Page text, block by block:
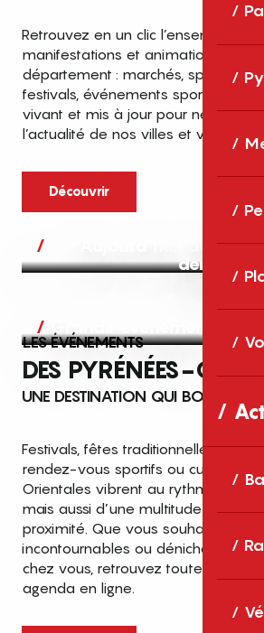
Retrouvez en un clic l’ensemble des
manifestations et animations
département : marchés, spectacles,
festivals, événements sportifs et
vivant et mis à jour pour ne rien
l’actualité de nos villes et villages.
Découvrir
Aujourd’hui,
demain
Grands événements
LES ÉVÉNEMENTS
DES PYRÉNÉES-
UNE DESTINATION QUI BOUGE
Festivals, fêtes traditionnelles,
rendez-vous sportifs ou culturels…
Orientales vibrent au rythme de
mais aussi d’une multitude
proximité. Que vous souhaitiez vivre
incontournables ou dénicher des
chez vous, retrouvez toutes les
agenda en ligne.
Top des événements
en famille
cet été dans les
Entre mer Méditerranée,